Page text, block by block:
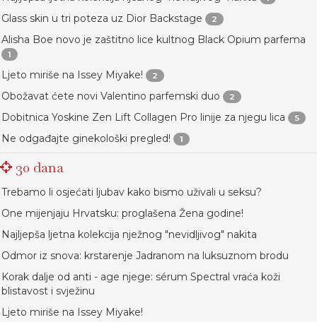
Glass skin u tri poteza uz Dior Backstage 2
Alisha Boe novo je zaštitno lice kultnog Black Opium parfema
1
Ljeto miriše na Issey Miyake! 2
Obožavat ćete novi Valentino parfemski duo 2
Dobitnica Yoskine Zen Lift Collagen Pro linije za njegu lica 5
Ne odgađajte ginekološki pregled! 1
30 dana
Trebamo li osjećati ljubav kako bismo uživali u seksu?
One mijenjaju Hrvatsku: proglašena Žena godine!
Najljepša ljetna kolekcija nježnog "nevidljivog" nakita
Odmor iz snova: krstarenje Jadranom na luksuznom brodu
Korak dalje od anti - age njege: sérum Spectral vraća koži
blistavost i svježinu
Ljeto miriše na Issey Miyake!